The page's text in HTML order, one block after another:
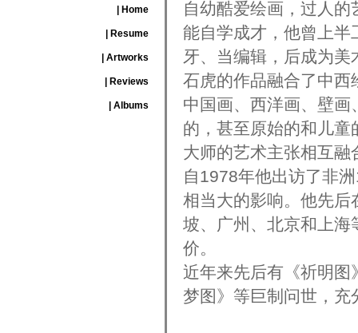
| Home
| Resume
| Artworks
| Reviews
| Albums
自幼酷爱绘画，过人
能自学成才，他曾上半
牙、当编辑，后成为
石虎的作品融合了中西
中国画、西洋画、壁
的，甚至原始的和儿
大师的艺术主张相互
自1978年他出访了非
相当大的影响。他先后
坡、广州、北京和上海
价。
近年来先后有《祈明图
梦图》等巨制问世，